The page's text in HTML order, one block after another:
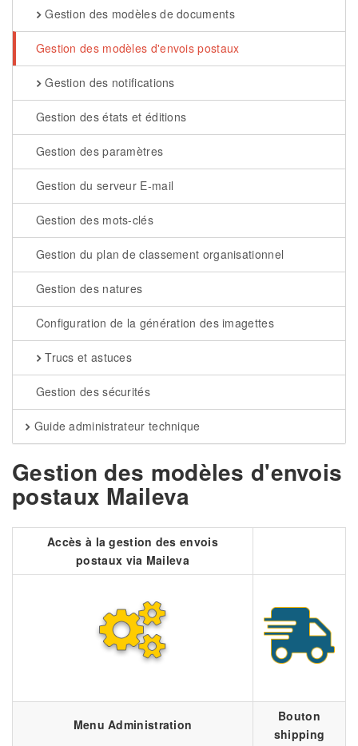
Gestion des modèles de documents
Gestion des modèles d'envois postaux
Gestion des notifications
Gestion des états et éditions
Gestion des paramètres
Gestion du serveur E-mail
Gestion des mots-clés
Gestion du plan de classement organisationnel
Gestion des natures
Configuration de la génération des imagettes
Trucs et astuces
Gestion des sécurités
Guide administrateur technique
Gestion des modèles d'envois
postaux Maileva
Accès à la gestion des envois
postaux via Maileva
Menu Administration
Bouton
shipping